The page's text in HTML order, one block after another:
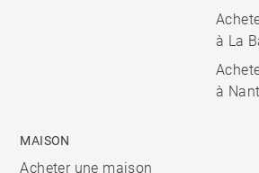
à La
à
MAISON
Acheter une maison